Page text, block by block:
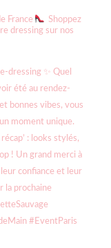
France
Shoppez
dressing sur nos